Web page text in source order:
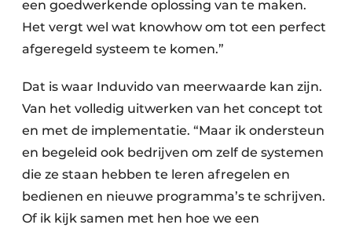
een goedwerkende oplossing van te maken.
Het vergt wel wat knowhow om tot een perfect
afgeregeld systeem te komen.”
Dat is waar Induvido van meerwaarde kan zijn.
Van het volledig uitwerken van het concept tot
en met de implementatie. “Maar ik ondersteun
en begeleid ook bedrijven om zelf de systemen
die ze staan hebben te leren afregelen en
bedienen en nieuwe programma’s te schrijven.
Of ik kijk samen met hen hoe we een